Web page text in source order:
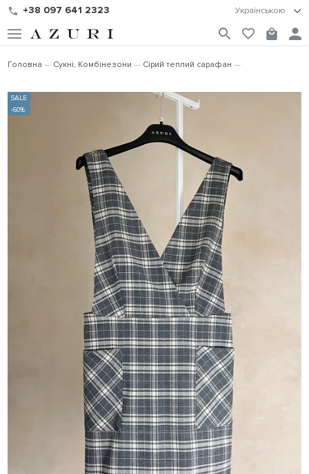
+38 097 641 2323 Українською
Головна Сукні, Комбінезони Сірий теплий сарафан